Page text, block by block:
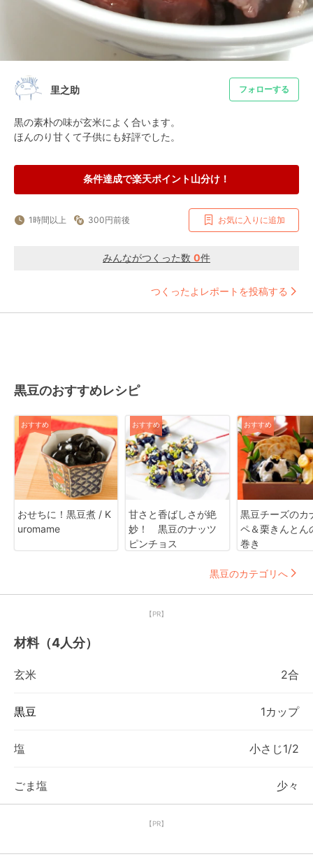
里之助 フォローする
黒の素朴の味が玄米によく合います。
ほんのり甘くて子供にも好評でした。
条件達成で楽天ポイント山分け！
1時間以上 300円前後 お気に入りに追加
みんながつくった数 0件
つくったよレポートを投稿する
黒豆のおすすめレシピ
おすすめ
おせちに！黒豆煮 / K
uromame
おすすめ
甘さと香ばしさが絶
妙！ 黒豆のナッツ
ピンチョス
おすすめ
黒豆チーズのカ
ペ＆栗きんとん
巻き
黒豆のカテゴリへ
【PR】
材料（4人分）
玄米 2合
黒豆 1カップ
塩 小さじ1/2
ごま塩 少々
【PR】